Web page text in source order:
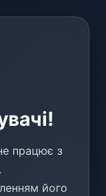
працює з
його